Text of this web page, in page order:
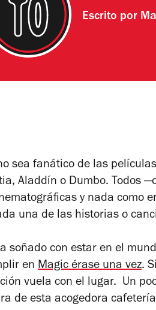
Escrito por
sea fanático de las
Aladdín o Dumbo. Todos
y nada como
una de las historias o
soñado con estar en el
en Magic érase una vez.
vuela con el lugar. Un
de esta acogedora